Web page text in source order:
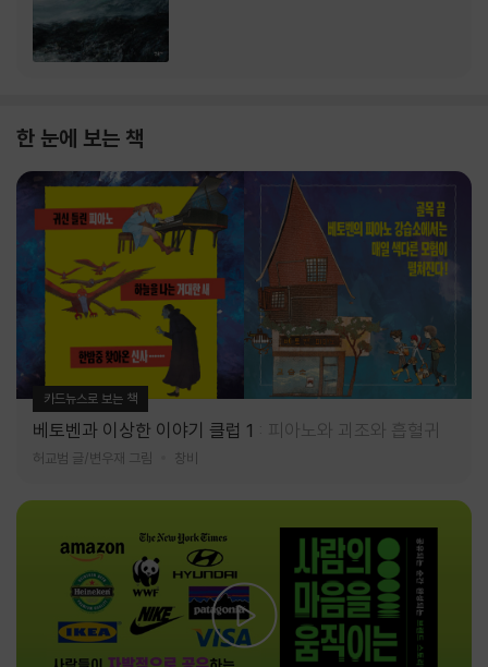
한 눈에 보는 책
카드뉴스로 보는 책
베토벤과 이상한 이야기 클럽 1 피아노와 괴조와 흡혈귀
허교범 글/변우재 그림 창비